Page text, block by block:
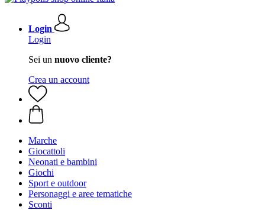
Login
Login
Sei un nuovo cliente?
Crea un account
Marche
Giocattoli
Neonati e bambini
Giochi
Sport e outdoor
Personaggi e aree tematiche
Sconti